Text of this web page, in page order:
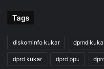
Tags
diskominfo kukar dpmd
dprd kukar dprd ppu